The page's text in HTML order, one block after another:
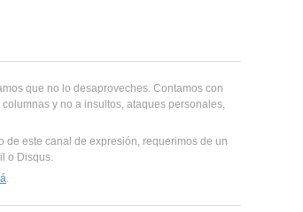
que no lo desaproveches. Contamos con
y no a insultos, ataques personales,
de este canal de expresión, requerimos de un
o Disqus.
.